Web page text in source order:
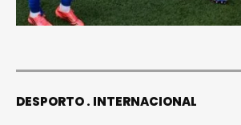
DESPORTO INTERNACIONAL